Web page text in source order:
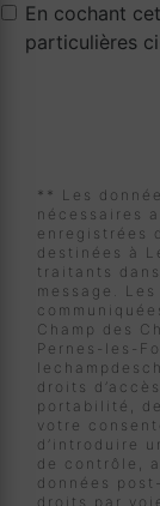
En cochant
particulières
** Les
nécessaires
enregistrées
destinées à
traitants
message.
Champ des
Pernes-les-
droits
portabilité,
votre
d’introduire
de contrôle,
données
droits par